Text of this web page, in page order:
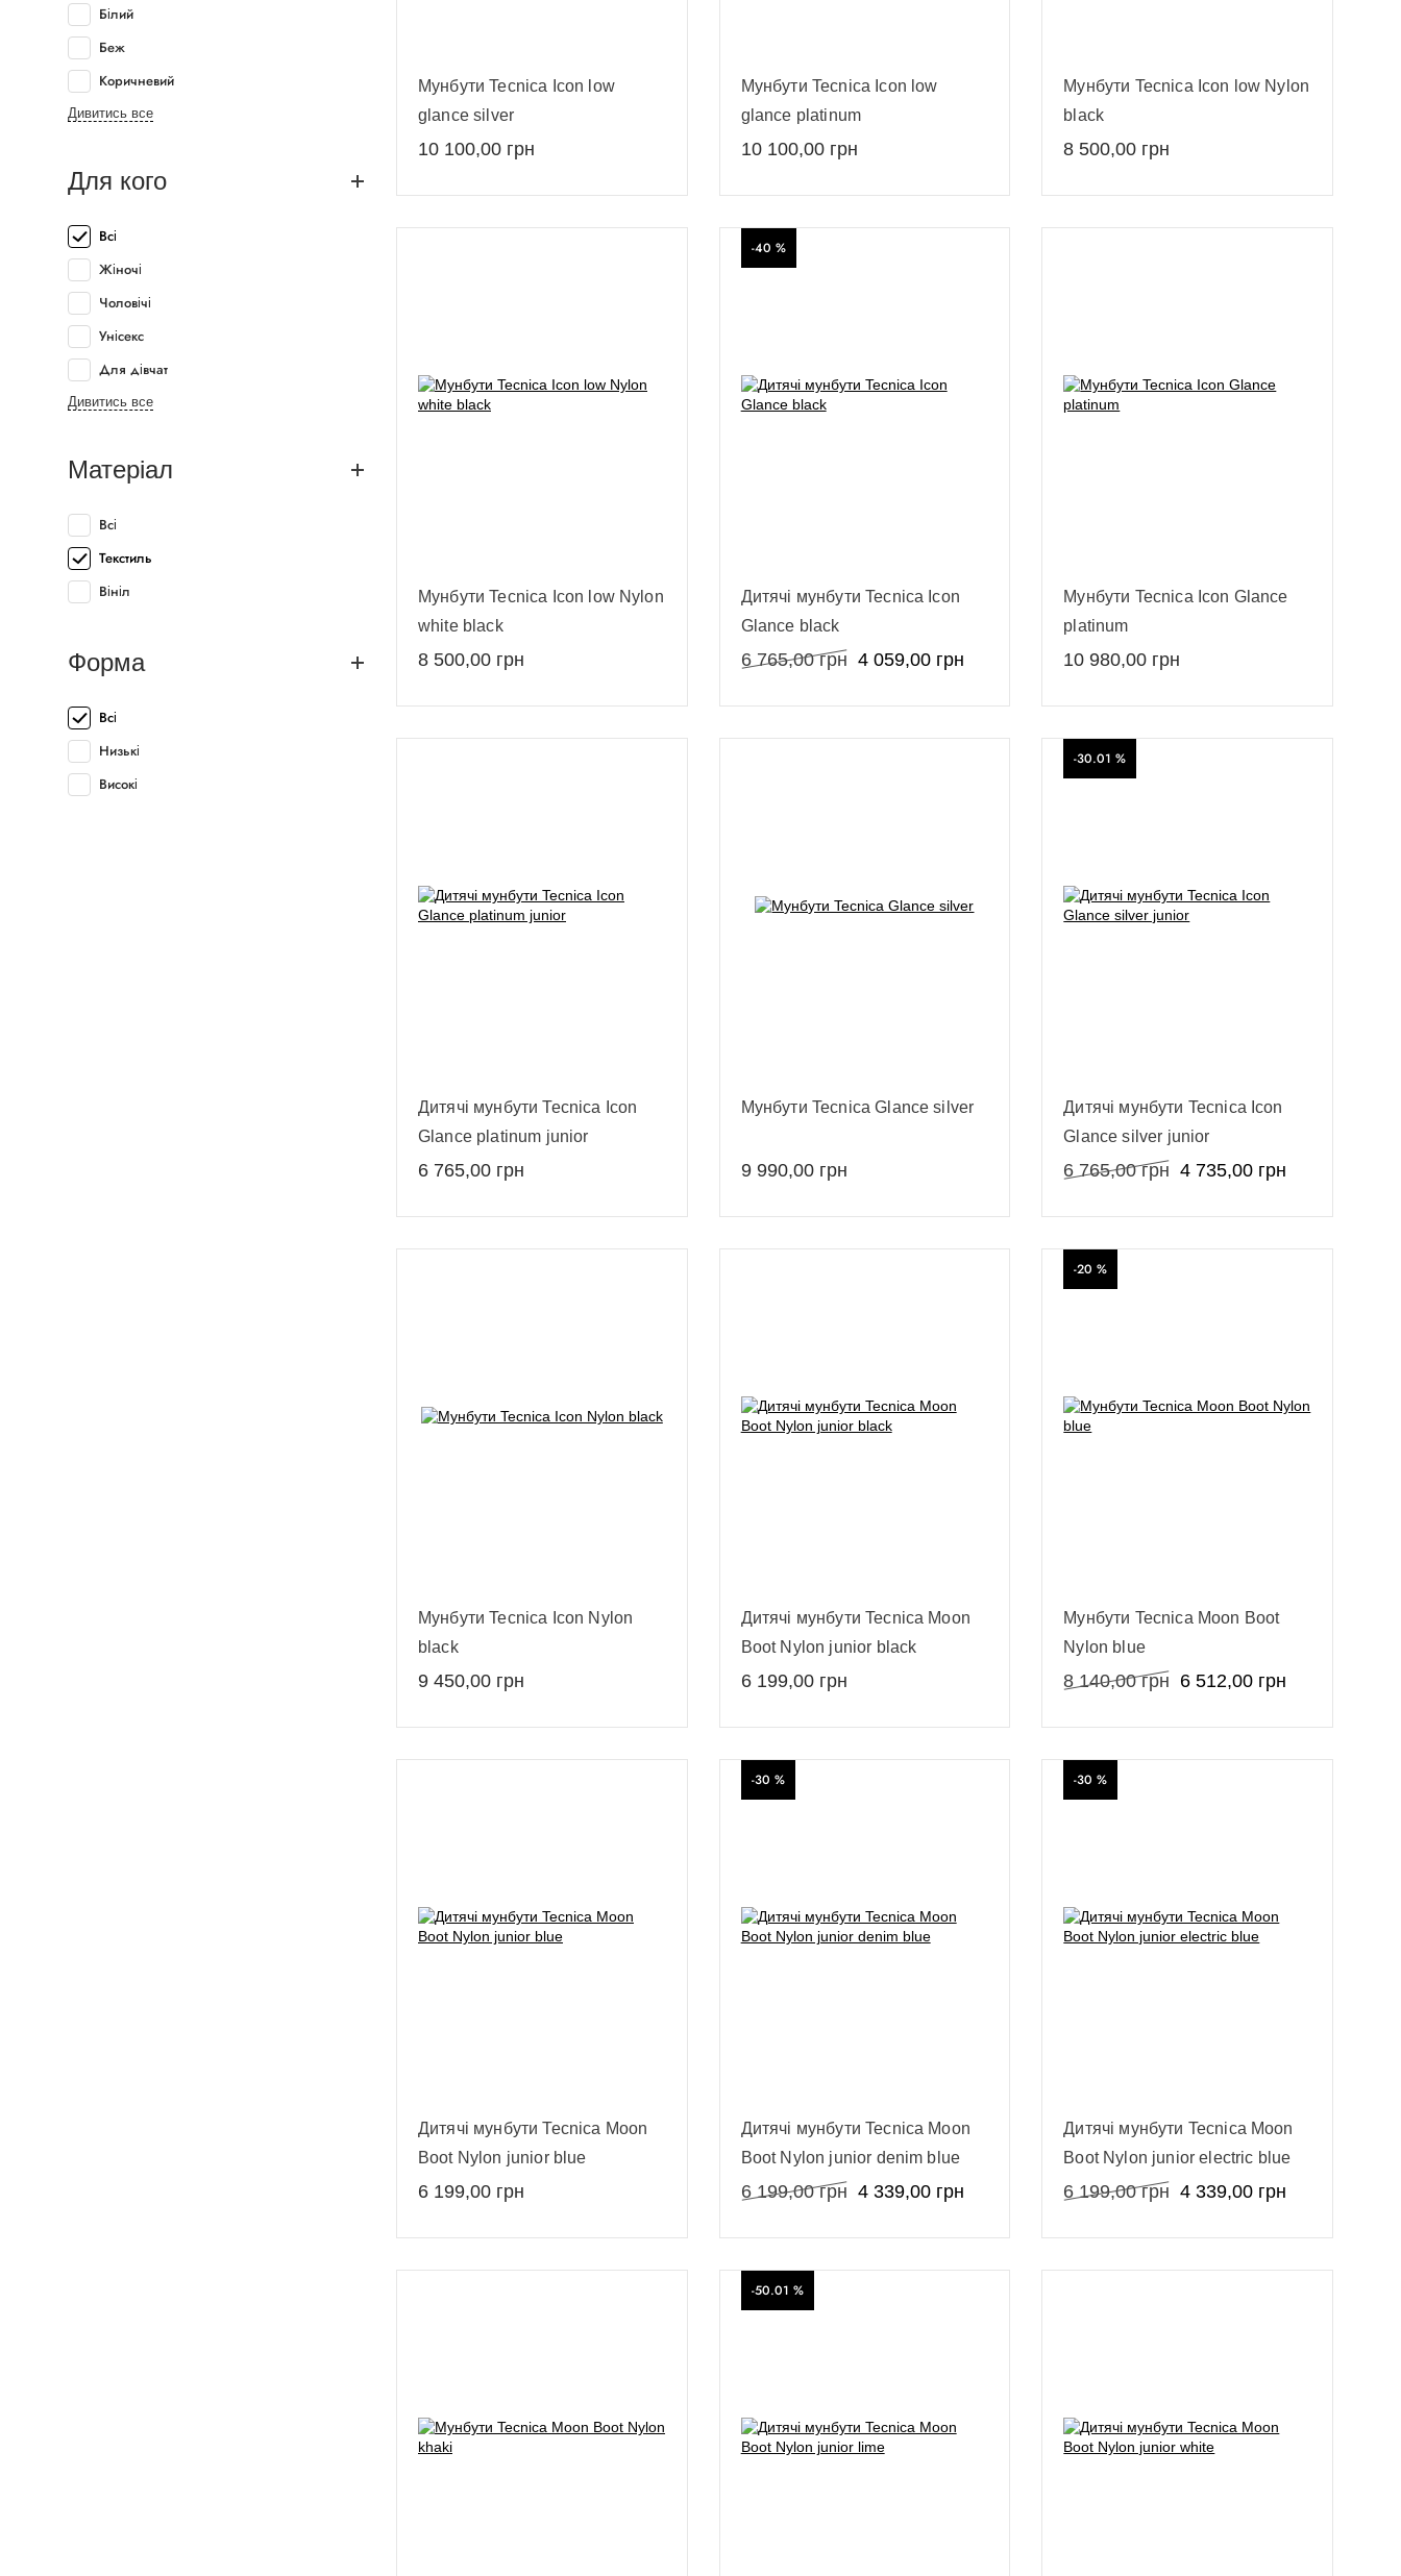
Білий
Беж
Коричневий
Дивитись все
Для кого
Всі
Жіночі
Чоловічі
Унісекс
Для дівчат
Дивитись все
Матеріал
Всі
Текстиль
Вініл
Форма
Всі
Низькі
Високі
Мунбути Tecnica Icon low
glance silver
10 100,00 грн
Мунбути Tecnica Icon low
glance platinum
10 100,00 грн
Мунбути Tecnica Icon low Nylon
black
8 500,00 грн
Мунбути Tecnica Icon low Nylon
white black
8 500,00 грн
-40 %
Дитячі мунбути Tecnica Icon
Glance black
6 765,00 грн 4 059,00 грн
Мунбути Tecnica Icon Glance
platinum
10 980,00 грн
Дитячі мунбути Tecnica Icon
Glance platinum junior
6 765,00 грн
Мунбути Tecnica Glance silver
9 990,00 грн
-30.01 %
Дитячі мунбути Tecnica Icon
Glance silver junior
6 765,00 грн 4 735,00 грн
Мунбути Tecnica Icon Nylon
black
9 450,00 грн
Дитячі мунбути Tecnica Moon
Boot Nylon junior black
6 199,00 грн
-20 %
Мунбути Tecnica Moon Boot
Nylon blue
8 140,00 грн 6 512,00 грн
Дитячі мунбути Tecnica Moon
Boot Nylon junior blue
6 199,00 грн
-30 %
Дитячі мунбути Tecnica Moon
Boot Nylon junior denim blue
6 199,00 грн 4 339,00 грн
-30 %
Дитячі мунбути Tecnica Moon
Boot Nylon junior electric blue
6 199,00 грн 4 339,00 грн
-50.01 %